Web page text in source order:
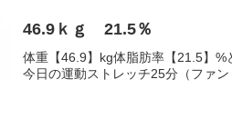
46.9ｋｇ 21.5％
体重【46.9】kg体脂肪率【21.5】
今日の運動ストレッチ25分（ファ